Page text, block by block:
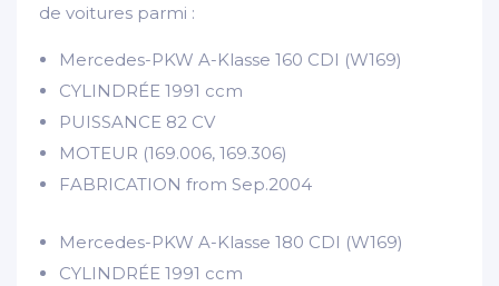
de voitures parmi :
Mercedes-PKW A-Klasse 160 CDI (W169)
CYLINDRÉE 1991 ccm
PUISSANCE 82 CV
MOTEUR (169.006, 169.306)
FABRICATION from Sep.2004
Mercedes-PKW A-Klasse 180 CDI (W169)
CYLINDRÉE 1991 ccm